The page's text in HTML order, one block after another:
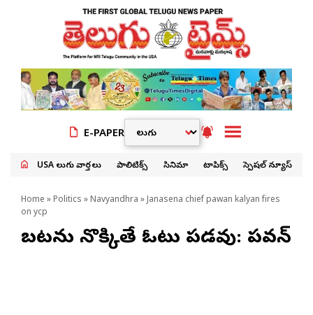
E-PAPER
USA తెలుగు వార్తలు పాలిటిక్స్ సినిమా టాపిక్స్ స్పెషల్ న్యూస్
Home » Politics » Navyandhra » Janasena chief pawan kalyan fires
on ycp
బటన్లు నొక్కితే ఓట్లు పడవు: పవన్